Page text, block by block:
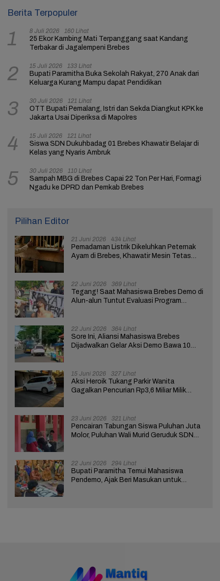
Berita Terpopuler
1 8 Juli 2026 160 Lihat
25 Ekor Kambing Mati Terpanggang saat Kandang
Terbakar di Jagalempeni Brebes
2 15 Juli 2026 133 Lihat
Bupati Paramitha Buka Sekolah Rakyat, 270 Anak dari
Keluarga Kurang Mampu dapat Pendidikan
3 30 Juli 2026 121 Lihat
OTT Bupati Pemalang, Istri dan Sekda Diangkut KPK ke
Jakarta Usai Diperiksa di Mapolres
4 15 Juli 2026 121 Lihat
Siswa SDN Dukuhbadag 01 Brebes Khawatir Belajar di
Kelas yang Nyaris Ambruk
5 30 Juli 2026 110 Lihat
Sampah MBG di Brebes Capai 22 Ton Per Hari, Formagi
Ngadu ke DPRD dan Pemkab Brebes
Pilihan Editor
21 Juni 2026 434 Lihat
Pemadaman Listrik Dikeluhkan Peternak
Ayam di Brebes, Khawatir Mesin Tetas
22 Juni 2026 369 Lihat
Tegang! Saat Mahasiswa Brebes Demo di
Alun-alun Tuntut Evaluasi Program
22 Juni 2026 364 Lihat
Sore Ini, Aliansi Mahasiswa Brebes
Dijadwalkan Gelar Aksi Demo Bawa 10
15 Juni 2026 327 Lihat
Aksi Heroik Tukang Parkir Wanita
Gagalkan Pencurian Rp3,6 Miliar Milik
23 Juni 2026 321 Lihat
Pencairan Tabungan Siswa Puluhan Juta
Molor, Puluhan Wali Murid Geruduk SDN
22 Juni 2026 294 Lihat
Bupati Paramitha Temui Mahasiswa
Pendemo, Ajak Beri Masukan untuk